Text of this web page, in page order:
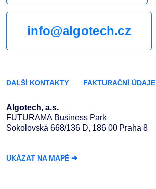
info@algotech.cz
DALŠÍ KONTAKTY FAKTURAČNÍ ÚDAJE
Algotech, a.s.
FUTURAMA Business Park
Sokolovská 668/136 D, 186 00 Praha 8
UKÁZAT NA MAPĚ ➔